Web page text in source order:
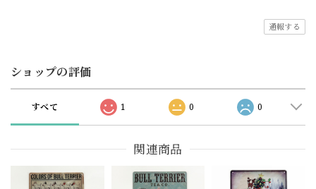
通報する
ショップの評価
すべて 1 0 0
関連商品